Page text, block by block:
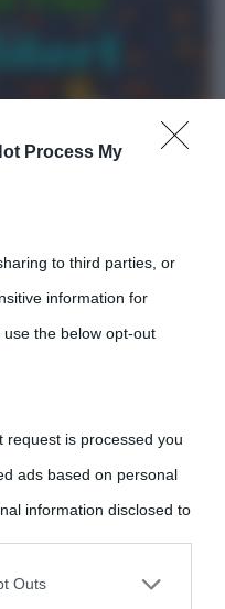
Process My
to third parties, or
information for
the below opt-out
request is processed you
ads based on personal
information disclosed to
Outs